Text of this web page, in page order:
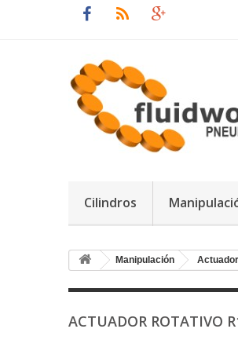
Cilindros
Manipulación
ACTUADOR ROTATIVO